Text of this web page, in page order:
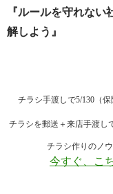
『ルールを守れな
解しよう』
チラシ手渡しで5/130（
チラシを郵送＋来店手渡し
チラシ作りのノ
今すぐ、こ